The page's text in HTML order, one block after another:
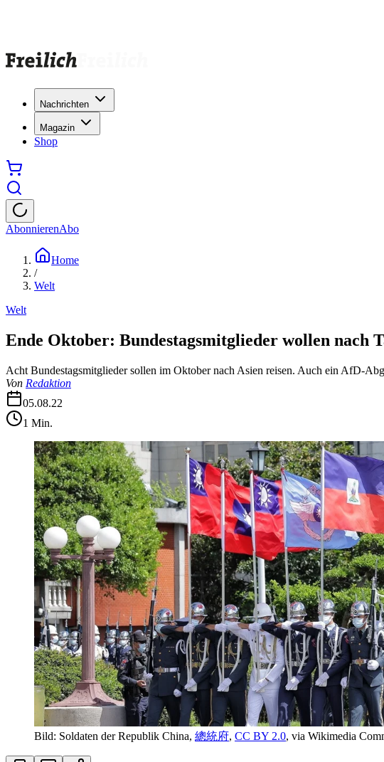
Nachrichten
Magazin
Shop
AbonnierenAbo
Home
/
Welt
Welt
Ende Oktober: Bundestagsmitglieder wollen nach
Acht Bundestagsmitglieder sollen im Oktober nach Asien reisen. Auch ein AfD-
Von Redaktion
05.08.22
1 Min.
Bild: Soldaten der Republik China, 總統府, CC BY 2.0, via Wikimedia